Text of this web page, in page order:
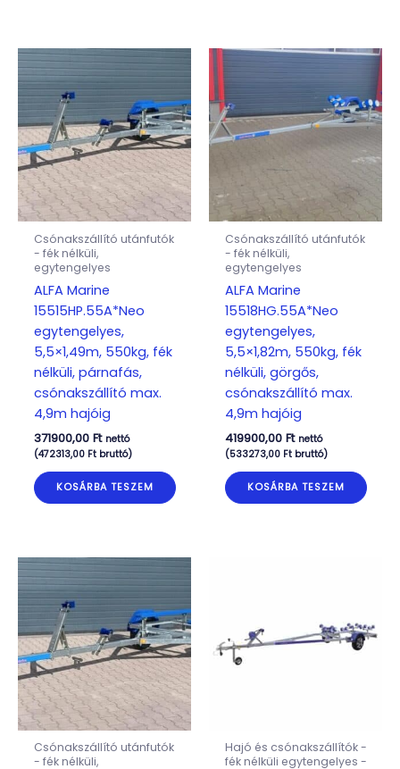
Csónakszállító utánfutók
- fék nélküli,
egytengelyes
ALFA Marine
15515HP.55A*Neo
egytengelyes,
5,5×1,49m, 550kg, fék
nélküli, párnafás,
csónakszállító max.
4,9m hajóig
371900,00 Ft nettó
(472313,00 Ftbruttó)
KOSÁRBA TESZEM
Csónakszállító utánfutók
- fék nélküli,
egytengelyes
ALFA Marine
15518HG.55A*Neo
egytengelyes,
5,5×1,82m, 550kg, fék
nélküli, görgős,
csónakszállító max.
4,9m hajóig
419900,00 Ft nettó
(533273,00 Ftbruttó)
KOSÁRBA TESZEM
Csónakszállító utánfutók
- fék nélküli,
Hajó és csónakszállítók -
fék nélküli egytengelyes -